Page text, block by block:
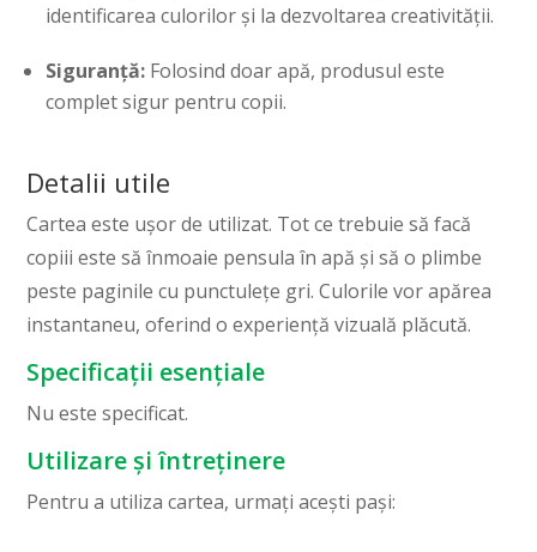
identificarea culorilor și la dezvoltarea creativității.
Siguranță: Folosind doar apă, produsul este
complet sigur pentru copii.
Detalii utile
Cartea este ușor de utilizat. Tot ce trebuie să facă
copiii este să înmoaie pensula în apă și să o plimbe
peste paginile cu punctulețe gri. Culorile vor apărea
instantaneu, oferind o experiență vizuală plăcută.
Specificații esențiale
Nu este specificat.
Utilizare și întreținere
Pentru a utiliza cartea, urmați acești pași: